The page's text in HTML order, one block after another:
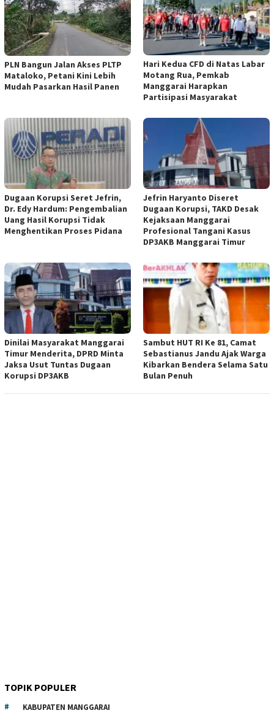
PLN Bangun Jalan Akses PLTP
Mataloko, Petani Kini Lebih
Mudah Pasarkan Hasil Panen
Hari Kedua CFD di Natas Labar
Motang Rua, Pemkab
Manggarai Harapkan
Partisipasi Masyarakat
Dugaan Korupsi Seret Jefrin,
Dr. Edy Hardum: Pengembalian
Uang Hasil Korupsi Tidak
Menghentikan Proses Pidana
Jefrin Haryanto Diseret
Dugaan Korupsi, TAKD Desak
Kejaksaan Manggarai
Profesional Tangani Kasus
DP3AKB Manggarai Timur
Dinilai Masyarakat Manggarai
Timur Menderita, DPRD Minta
Jaksa Usut Tuntas Dugaan
Korupsi DP3AKB
Sambut HUT RI Ke 81, Camat
Sebastianus Jandu Ajak Warga
Kibarkan Bendera Selama Satu
Bulan Penuh
TOPIK POPULER
KABUPATEN MANGGARAI